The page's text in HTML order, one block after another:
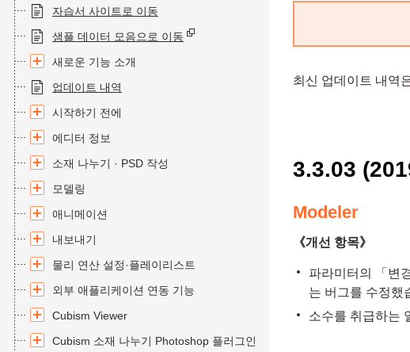
자습서 사이트로 이동
샘플 데이터 모음으로 이동
새로운 기능 소개
업데이트 내역
시작하기 전에
에디터 정보
소재 나누기 · PSD 작성
모델링
애니메이션
내보내기
물리 연산 설정·플레이리스트
외부 애플리케이션 연동 기능
Cubism Viewer
Cubism 소재 나누기 Photoshop 플러그인
최신 업데이트 내역
3.3.03
Modeler
《개선 항목》
파라미터의 「변
는 버그를 수정했
소수를 취급하는